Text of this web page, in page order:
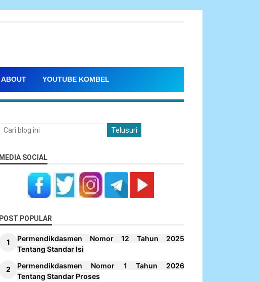
ABOUT YOUTUBE KOMBEL
MEDIA SOCIAL
POST POPULAR
Permendikdasmen Nomor 12 Tahun 2025
Tentang Standar Isi
Permendikdasmen Nomor 1 Tahun 2026
Tentang Standar Proses